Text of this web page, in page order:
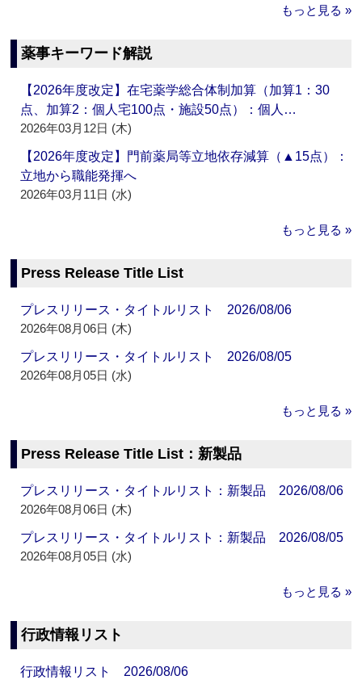
もっと見る »
薬事キーワード解説
【2026年度改定】在宅薬学総合体制加算（加算1：30
点、加算2：個人宅100点・施設50点）：個人…
2026年03月12日 (木)
【2026年度改定】門前薬局等立地依存減算（▲15点）：
立地から職能発揮へ
2026年03月11日 (水)
もっと見る »
Press Release Title List
プレスリリース・タイトルリスト 2026/08/06
2026年08月06日 (木)
プレスリリース・タイトルリスト 2026/08/05
2026年08月05日 (水)
もっと見る »
Press Release Title List：新製品
プレスリリース・タイトルリスト：新製品 2026/08/06
2026年08月06日 (木)
プレスリリース・タイトルリスト：新製品 2026/08/05
2026年08月05日 (水)
もっと見る »
行政情報リスト
行政情報リスト 2026/08/06